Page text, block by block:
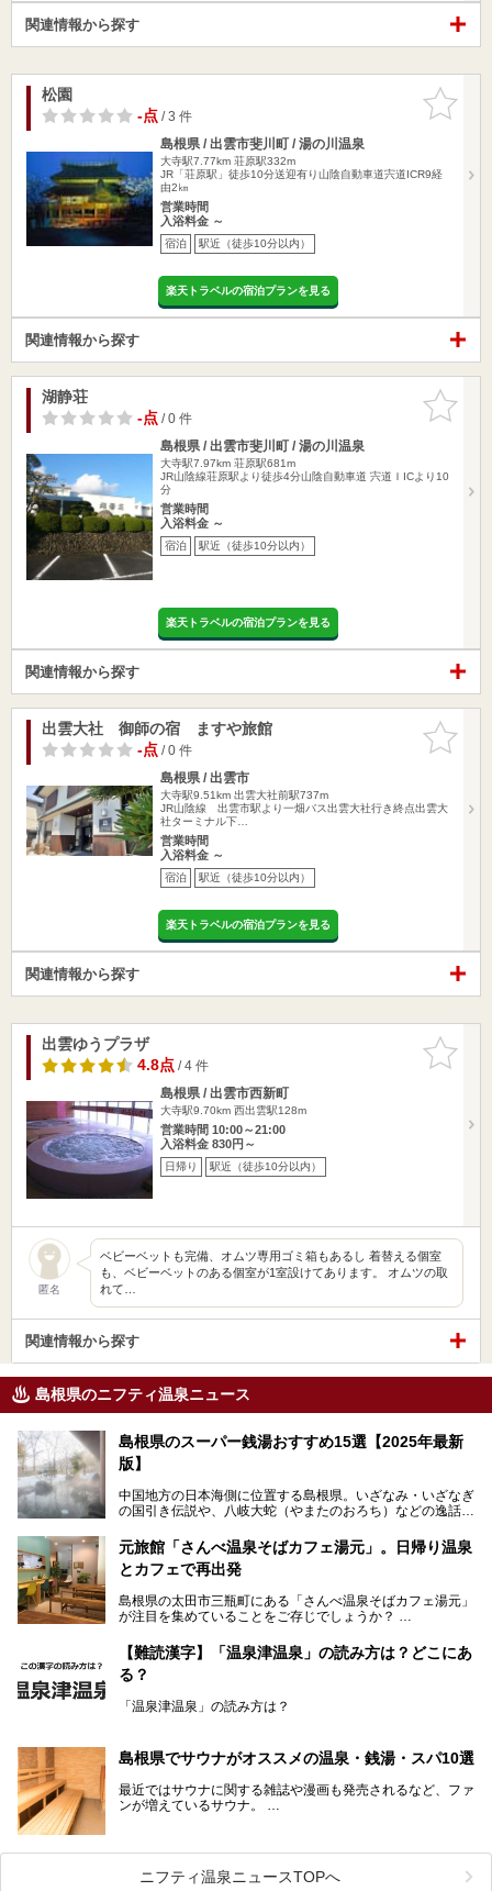
関連情報から探す
お気に入
りに追加
松園
-点/ 3 件
島根県 / 出雲市斐川町 / 湯の川温泉
大寺駅7.77km 荘原駅332m
JR「荘原駅」徒歩10分送迎有り山陰自動車道宍道ICR9経
由2㎞
営業時間
入浴料金 ～
宿泊 駅近（徒歩10分以内）
楽天トラベルの宿泊プランを見る
関連情報から探す
お気に入
りに追加
湖静荘
-点/ 0 件
島根県 / 出雲市斐川町 / 湯の川温泉
大寺駅7.97km 荘原駅681m
JR山陰線荘原駅より徒歩4分山陰自動車道 宍道ＩICより10
分
営業時間
入浴料金 ～
宿泊 駅近（徒歩10分以内）
楽天トラベルの宿泊プランを見る
関連情報から探す
お気に入
りに追加
出雲大社 御師の宿 ますや旅館
-点/ 0 件
島根県 / 出雲市
大寺駅9.51km 出雲大社前駅737m
JR山陰線 出雲市駅より一畑バス出雲大社行き終点出雲大
社ターミナル下…
営業時間
入浴料金 ～
宿泊 駅近（徒歩10分以内）
楽天トラベルの宿泊プランを見る
関連情報から探す
お気に入
りに追加
出雲ゆうプラザ
4.8点/ 4 件
島根県 / 出雲市西新町
大寺駅9.70km 西出雲駅128m
営業時間 10:00～21:00
入浴料金 830円～
日帰り 駅近（徒歩10分以内）
匿名
ベビーベットも完備、オムツ専用ゴミ箱もあるし 着替える個室
も、ベビーベットのある個室が1室設けてあります。 オムツの取
れて…
関連情報から探す
島根県のニフティ温泉ニュース
島根県のスーパー銭湯おすすめ15選【2025年最新
版】
中国地方の日本海側に位置する島根県。いざなみ・いざなぎ
の国引き伝説や、八岐大蛇（やまたのおろち）などの逸話が
の参拝客が訪れます。「出雲縁結び空港」への直行便なら、
首都圏からでも実は2時間圏内で到着できるアクセスも魅力
です。
市）など、古くから知られる温泉郷が多くあります。ゆった
り流れる時間のなかで、心の底からのんびりできるスーパー
元旅館「さんべ温泉そばカフェ湯元」。日帰り温泉
とカフェで再出発
島根県の太田市三瓶町にある「さんべ温泉そばカフェ湯元」
が注目を集めていることをご存じでしょうか？
「さんべ温泉そばカフェ湯元」は日帰り温泉と、名物のそば
を提供するカフェという新しい営業スタイルで、観光客に限
らず地元民にも親しまれています。
宿泊をせずとも、気軽に源泉のお湯をつかった温泉と、美味
を経て現在のスタイルに辿り着いているのです。
【難読漢字】「温泉津温泉」の読み方は？どこにあ
る？
「温泉津温泉」の読み方は？
か？
島根県でサウナがオススメの温泉・銭湯・スパ10選
最近ではサウナに関する雑誌や漫画も発売されるなど、ファ
ンが増えているサウナ。
しかしサウナは一口にサウナと言っても、ドライサウナ、ス
チームサウナ、塩サウナなどが存在し、施設によって様々な
ニフティ温泉ニュースTOPへ